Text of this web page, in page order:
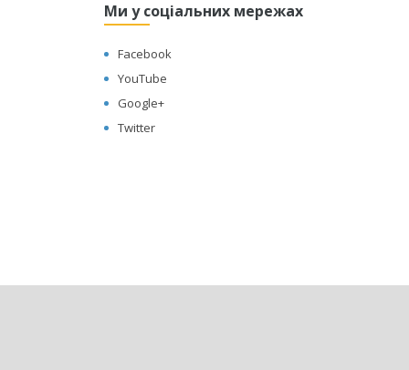
Ми у соціальних мережах
Facebook
YouTube
Google+
Twitter